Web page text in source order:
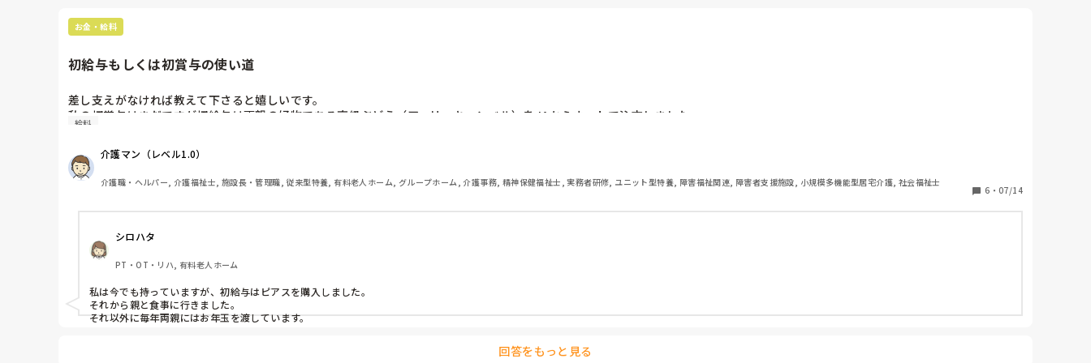
お金・給料
初給与もしくは初賞与の使い道
差し支えがなければ教えて下さると嬉しいです。
私の初賞与はまだですが初給与は両親の好物である高級ぶどう（アーリーキャンベル）をJAからネットで注文しました。
給料
介護マン（レベル1.0）
介護職・ヘルパー, 介護福祉士, 施設長・管理職, 従来型特養, 有料老人ホーム, グループホーム, 介護事務, 精神保健福祉士, 実務者研修, ユニット型特養, 障害福祉関連, 障害者支援施設, 小規模多機能型居宅介護, 社会福祉士
6 ・ 07/14
シロハタ
PT・OT・リハ, 有料老人ホーム
私は今でも持っていますが、初給与はピアスを購入しました。
それから親と食事に行きました。
それ以外に毎年両親にはお年玉を渡しています。
回答をもっと見る